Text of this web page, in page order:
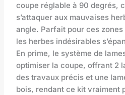
coupe réglable à 90 degrés,
s’attaquer aux mauvaises
angle. Parfait pour ces
les herbes indésirables
En prime, le système de
optimiser la coupe, offrant 2
des travaux précis et une
bois, rendant ce kit vraiment